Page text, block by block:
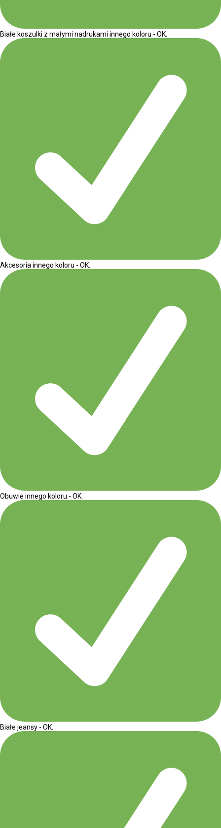
Białe koszulki z małymi nadrukami innego koloru - OK.
Akcesoria innego koloru - OK.
Obuwie innego koloru - OK.
Białe jeansy - OK.